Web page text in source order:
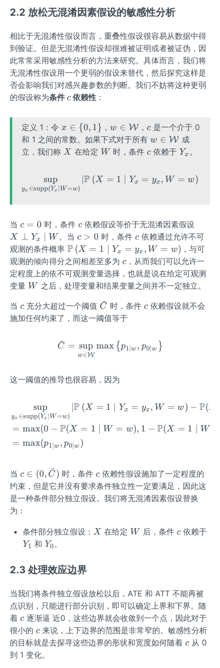
{E}
\lef
t(Y
_
{1}
-Y_
ht)
bb
{E}
\lef
t(Y
_
{1}
\mi
d X
=1
\rig
{C
E}
(\t
au
\m
id
w)
=Q
{Y
_
{1}
W}
(\t
id
w)-
Q_
{Y
_
{0}
id
W}
w)
e{C
E}
(w)
=
\m
ath
t(Y
_
{1}
\mi
\rig
ht)
2.2 放松无混淆因素假设的敏感性分析
相比于无混淆性假设而言，重叠性假设很容易从数据中得
到验证。但是无混淆性假设却很难被证明或者被证伪，因
此常常采用敏感性分析的方法来研究。具体而言，我们将
无混淆性假设用一个更弱的假设来替代，然后探究这样是
否会影响我们对感兴趣参数的判断。我们不妨将这种更弱
的假设称为条件c
c 依赖性 ：
定义 1：令x
\i
n\
\}
x ∈ {0, 1} ，w \i
n
\ma
{W}
w ∈ W ， c
c 是一个介于 0
和 1 之间的常数。如果下式对于所有w \i
n
l
w ∈ W 成
立，我们称X
X 在给定 W
W 时，条件c
c 依赖于Y
Yx 。
\sup _{y_{x} \in
yx ∈supp(Yx W=w)
sup ∣P (X = 1 Yx = yx, W = w)
当 c
=
0
c = 0 时，条件 c
c依赖假设等价于无混淆因素假设
\pe
rp
Y_
{x}
\m
id
W
X ⊥ Yx W 。当 c
>
0
c > 0 时，条件 c
c依赖通过允许不可
观测的条件概率 \m
ath
bb
{P}
t(X
=1
_
=y_
{x},
w\r
igh
t)
P(X = 1 Yx = yx , W = w) ，与可
观测的倾向得分之间相差至多为 c
c ，从而我们可以允许一
定程度上的依不可观测变量选择，也就是说在给定可观测
变量 W
W 之后，处理变量和结果变量之间并不一定独立。
当 c
c 充分大超过一个阈值 \ba
r
C
ˉ 时，条件 c
c 依赖假设就不会
施加任何约束了，而这一阈值等于
\bar{C}=\sup _{w \in
C
ˉ =
w∈W
sup max {p1 ∣w , p0∣ w }
这一阈值的推导也很容易，因为
\begin{aligned} &
yx ∈supp(Yx W=w)
sup ∣P (X = 1 Yx = yx, W = w) − P(X
= max(0 − P(X = 1 W = w), 1 − P(X = 1 W
= max(p1 w , p0∣ w )
当 c \in
(0,
\bar
{C})
c ∈ (0, C
ˉ) 时，条件 c
c依赖性假设施加了一定程度的
约束，但是它并没有要求条件独立性一定要满足，因此这
是一种条件部分独立假设。我们将无混淆因素假设替换
为：
条件部分独立假设： X
X 在给定 W
W 后，条件 c
c依赖于Y
Y1 和 Y
0
Y0。
2.3 处理效应边界
当我们将条件独立假设放松以后，ATE 和 ATT 不能再被
点识别，只能进行部分识别，即可以确定上界和下界。随
着 c
c 逐渐逼 近0，这些边界就会收敛到一个点，因此对于
很小的 c
c 来说，上下边界的范围是非常窄的。敏感性分析
的目标就是去探寻这些边界的形状和宽度如何随着 c
c 从 0
到 1 变化。